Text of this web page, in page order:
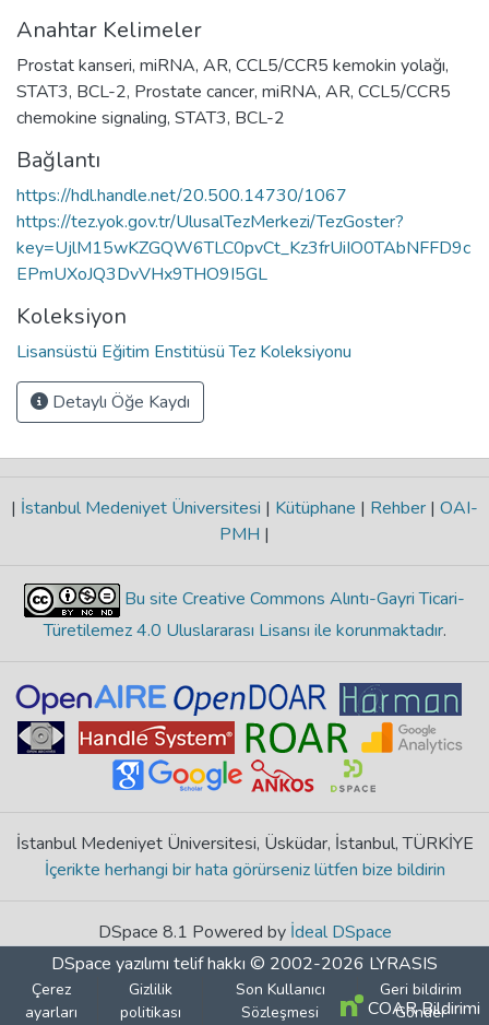
Anahtar Kelimeler
Prostat kanseri, miRNA, AR, CCL5/CCR5 kemokin yolağı,
STAT3, BCL-2, Prostate cancer, miRNA, AR, CCL5/CCR5
chemokine signaling, STAT3, BCL-2
Bağlantı
https://hdl.handle.net/20.500.14730/1067
https://tez.yok.gov.tr/UlusalTezMerkezi/TezGoster?
key=UjlM15wKZGQW6TLC0pvCt_Kz3frUiIO0TAbNFFD9c
EPmUXoJQ3DvVHx9THO9I5GL
Koleksiyon
Lisansüstü Eğitim Enstitüsü Tez Koleksiyonu
Detaylı Öğe Kaydı
| İstanbul Medeniyet Üniversitesi | Kütüphane | Rehber | OAI-
PMH |
Bu site Creative Commons Alıntı-Gayri Ticari-
Türetilemez 4.0 Uluslararası Lisansı ile korunmaktadır.
İstanbul Medeniyet Üniversitesi, Üsküdar, İstanbul, TÜRKİYE
İçerikte herhangi bir hata görürseniz lütfen bize bildirin
DSpace 8.1 Powered by İdeal DSpace
DSpace yazılımı telif hakkı © 2002-2026 LYRASIS
Çerez
ayarları
Gizlilik
politikası
Son Kullanıcı
Sözleşmesi
Geri bildirim
Gönder
COAR Bildirimi